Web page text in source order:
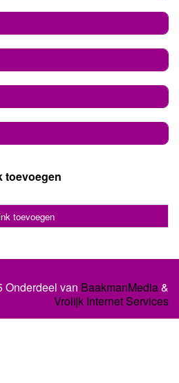
toevoegen
toevoegen
Onderdeel van BaakmanMedia&
Vrolijk Internet Services